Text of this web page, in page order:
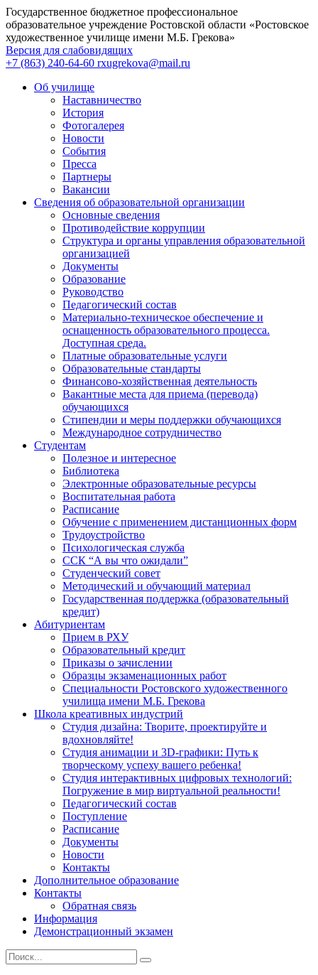
Государственное бюджетное профессиональное
образовательное учреждение Ростовской области «Ростовское
художественное училище имени М.Б. Грекова»
Версия для слабовидящих
+7 (863) 240-64-60 rxugrekova@mail.ru
Об училище
Наставничество
История
Фотогалерея
Новости
События
Пресса
Партнеры
Вакансии
Сведения об образовательной организации
Основные сведения
Противодействие коррупции
Структура и органы управления образовательной
организацией
Документы
Образование
Руководство
Педагогический состав
Материально-техническое обеспечение и
оснащенность образовательного процесса.
Доступная среда.
Платные образовательные услуги
Образовательные стандарты
Финансово-хозяйственная деятельность
Вакантные места для приема (перевода)
обучающихся
Стипендии и меры поддержки обучающихся
Международное сотрудничество
Студентам
Полезное и интересное
Библиотека
Электронные образовательные ресурсы
Воспитательная работа
Расписание
Обучение с применением дистанционных форм
Трудоустройство
Психологическая служба
ССК “А вы что ожидали”
Студенческий совет
Методический и обучающий материал
Государственная поддержка (образовательный
кредит)
Абитуриентам
Прием в РХУ
Образовательный кредит
Приказы о зачислении
Образцы экзаменационных работ
Специальности Ростовского художественного
училища имени М.Б. Грекова
Школа креативных индустрий
Студия дизайна: Творите, проектируйте и
вдохновляйте!
Студия анимации и 3D-графики: Путь к
творческому успеху вашего ребенка!
Студия интерактивных цифровых технологий:
Погружение в мир виртуальной реальности!
Педагогический состав
Поступление
Расписание
Документы
Новости
Контакты
Дополнительное образование
Контакты
Обратная связь
Информация
Демонстрационный экзамен